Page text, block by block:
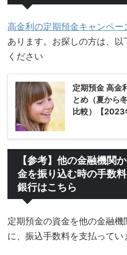
高金利の定期預金キャンペー
あります。お探しの方は、
ください
定期預金 高金
とめ（夏から
比較）【2023
【参考】他の金融機関
金を振り込む時の手数
銀行はこちら
定期預金の資金を他の金融機
に、振込手数料を支払ってい